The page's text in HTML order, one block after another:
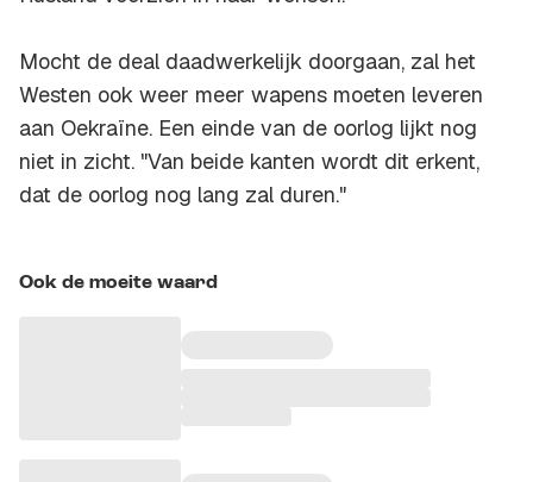
Mocht de deal daadwerkelijk doorgaan, zal het
Westen ook weer meer wapens moeten leveren
aan Oekraïne. Een einde van de oorlog lijkt nog
niet in zicht. "Van beide kanten wordt dit erkent,
dat de oorlog nog lang zal duren."
Ook de moeite waard